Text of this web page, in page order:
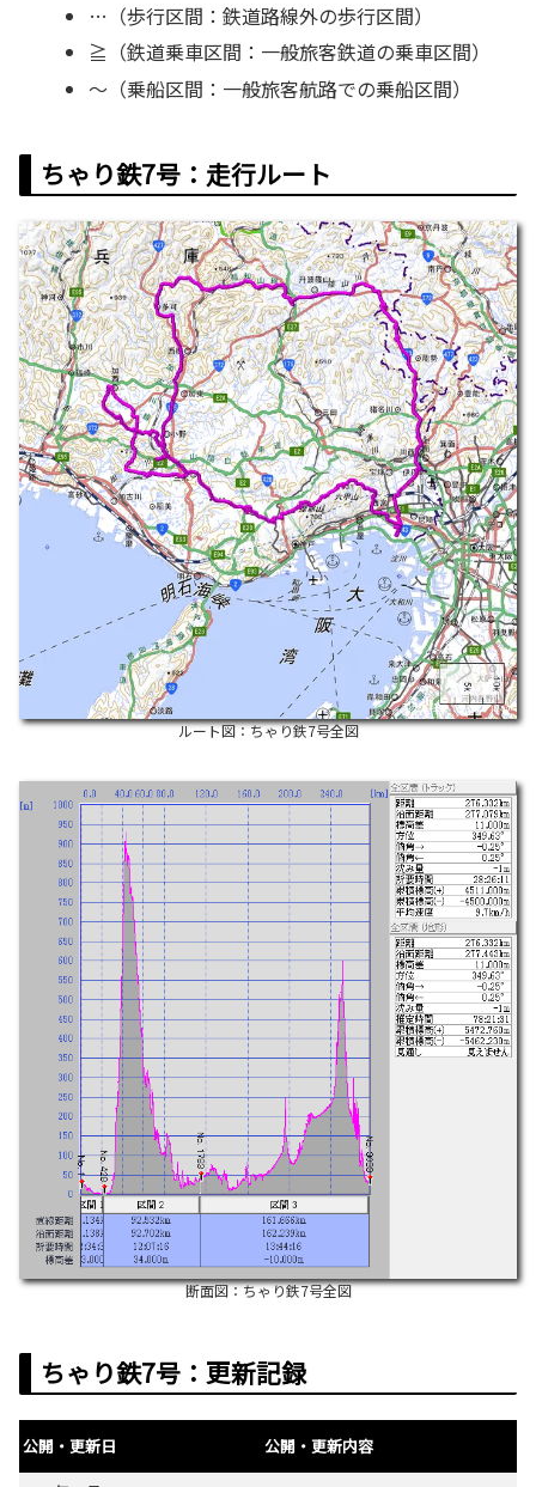
…（歩行区間：鉄道路線外の歩行区間）
≧（鉄道乗車区間：一般旅客鉄道の乗車区間）
～（乗船区間：一般旅客航路での乗船区間）
ちゃり鉄7号：走行ルート
ルート図：ちゃり鉄7号全図
断面図：ちゃり鉄7号全図
ちゃり鉄7号：更新記録
公開・更新日
公開・更新内容